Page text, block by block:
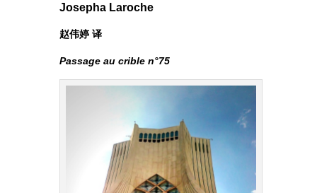
Josepha Laroche
赵伟婷 译
Passage au crible n°75